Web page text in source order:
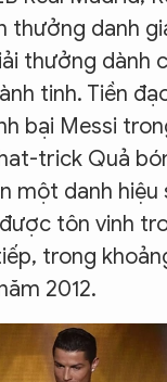
thưởng danh
thưởng dành
tinh. Tiền
bại Messi
trick Quả
một danh hiệu
tôn vinh
trong
2012.